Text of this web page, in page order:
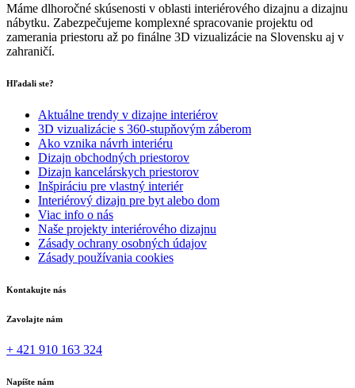
Máme dlhoročné skúsenosti v oblasti interiérového dizajnu a dizajnu
nábytku. Zabezpečujeme komplexné spracovanie projektu od
zamerania priestoru až po finálne 3D vizualizácie na Slovensku aj v
zahraničí.
Hľadali ste?
Aktuálne trendy v dizajne interiérov
3D vizualizácie s 360-stupňovým záberom
Ako vznika návrh interiéru
Dizajn obchodných priestorov
Dizajn kancelárskych priestorov
Inšpiráciu pre vlastný interiér
Interiérový dizajn pre byt alebo dom
Viac info o nás
Naše projekty interiérového dizajnu
Zásady ochrany osobných údajov
Zásady používania cookies
Kontakujte nás
Zavolajte nám
+ 421 910 163 324
Napíšte nám